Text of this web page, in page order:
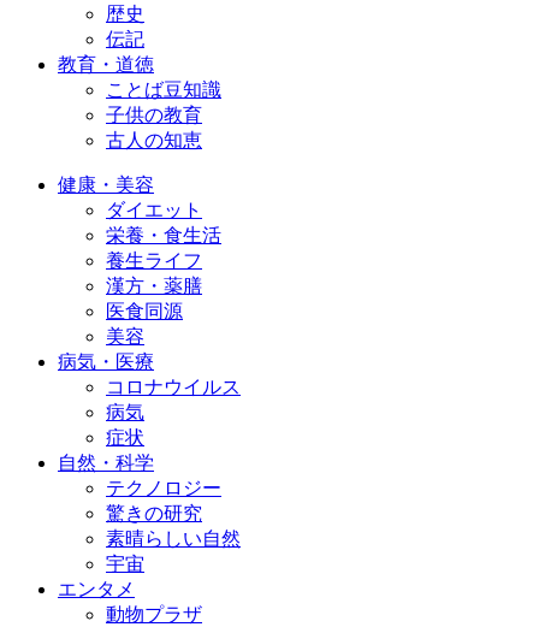
歴史
伝記
教育・道徳
ことば豆知識
子供の教育
古人の知恵
健康・美容
ダイエット
栄養・食生活
養生ライフ
漢方・薬膳
医食同源
美容
病気・医療
コロナウイルス
病気
症状
自然・科学
テクノロジー
驚きの研究
素晴らしい自然
宇宙
エンタメ
動物プラザ